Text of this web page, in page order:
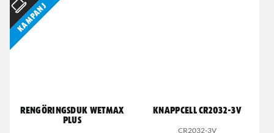
Kampanj
Rengöringsduk Wetmax
Plus
Knappcell CR2032-3V
CR2032-3V